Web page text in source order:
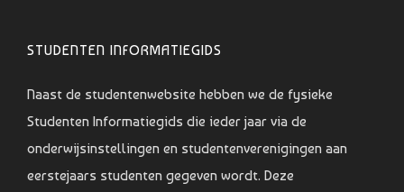
STUDENTEN INFORMATIEGIDS
Naast de studentenwebsite hebben we de fysieke
Studenten Informatiegids die ieder jaar via de
onderwijsinstellingen en studentenverenigingen aan
eerstejaars studenten gegeven wordt. Deze